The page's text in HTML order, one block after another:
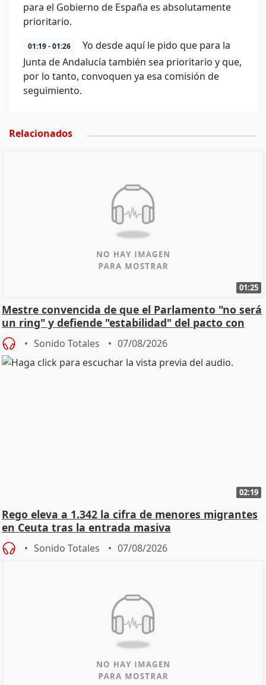
para el Gobierno de España es absolutamente
prioritario.
01:19 - 01:26
Yo desde aquí le pido que para la
Junta de Andalucía también sea prioritario y que,
por lo tanto, convoquen ya esa comisión de
seguimiento.
Relacionados
01:25
Mestre convencida de que el Parlamento "no será
un ring" y defiende "estabilidad" del pacto con
Vox
Sonido Totales 07/08/2026
02:19
Rego eleva a 1.342 la cifra de menores migrantes
en Ceuta tras la entrada masiva
Sonido Totales 07/08/2026